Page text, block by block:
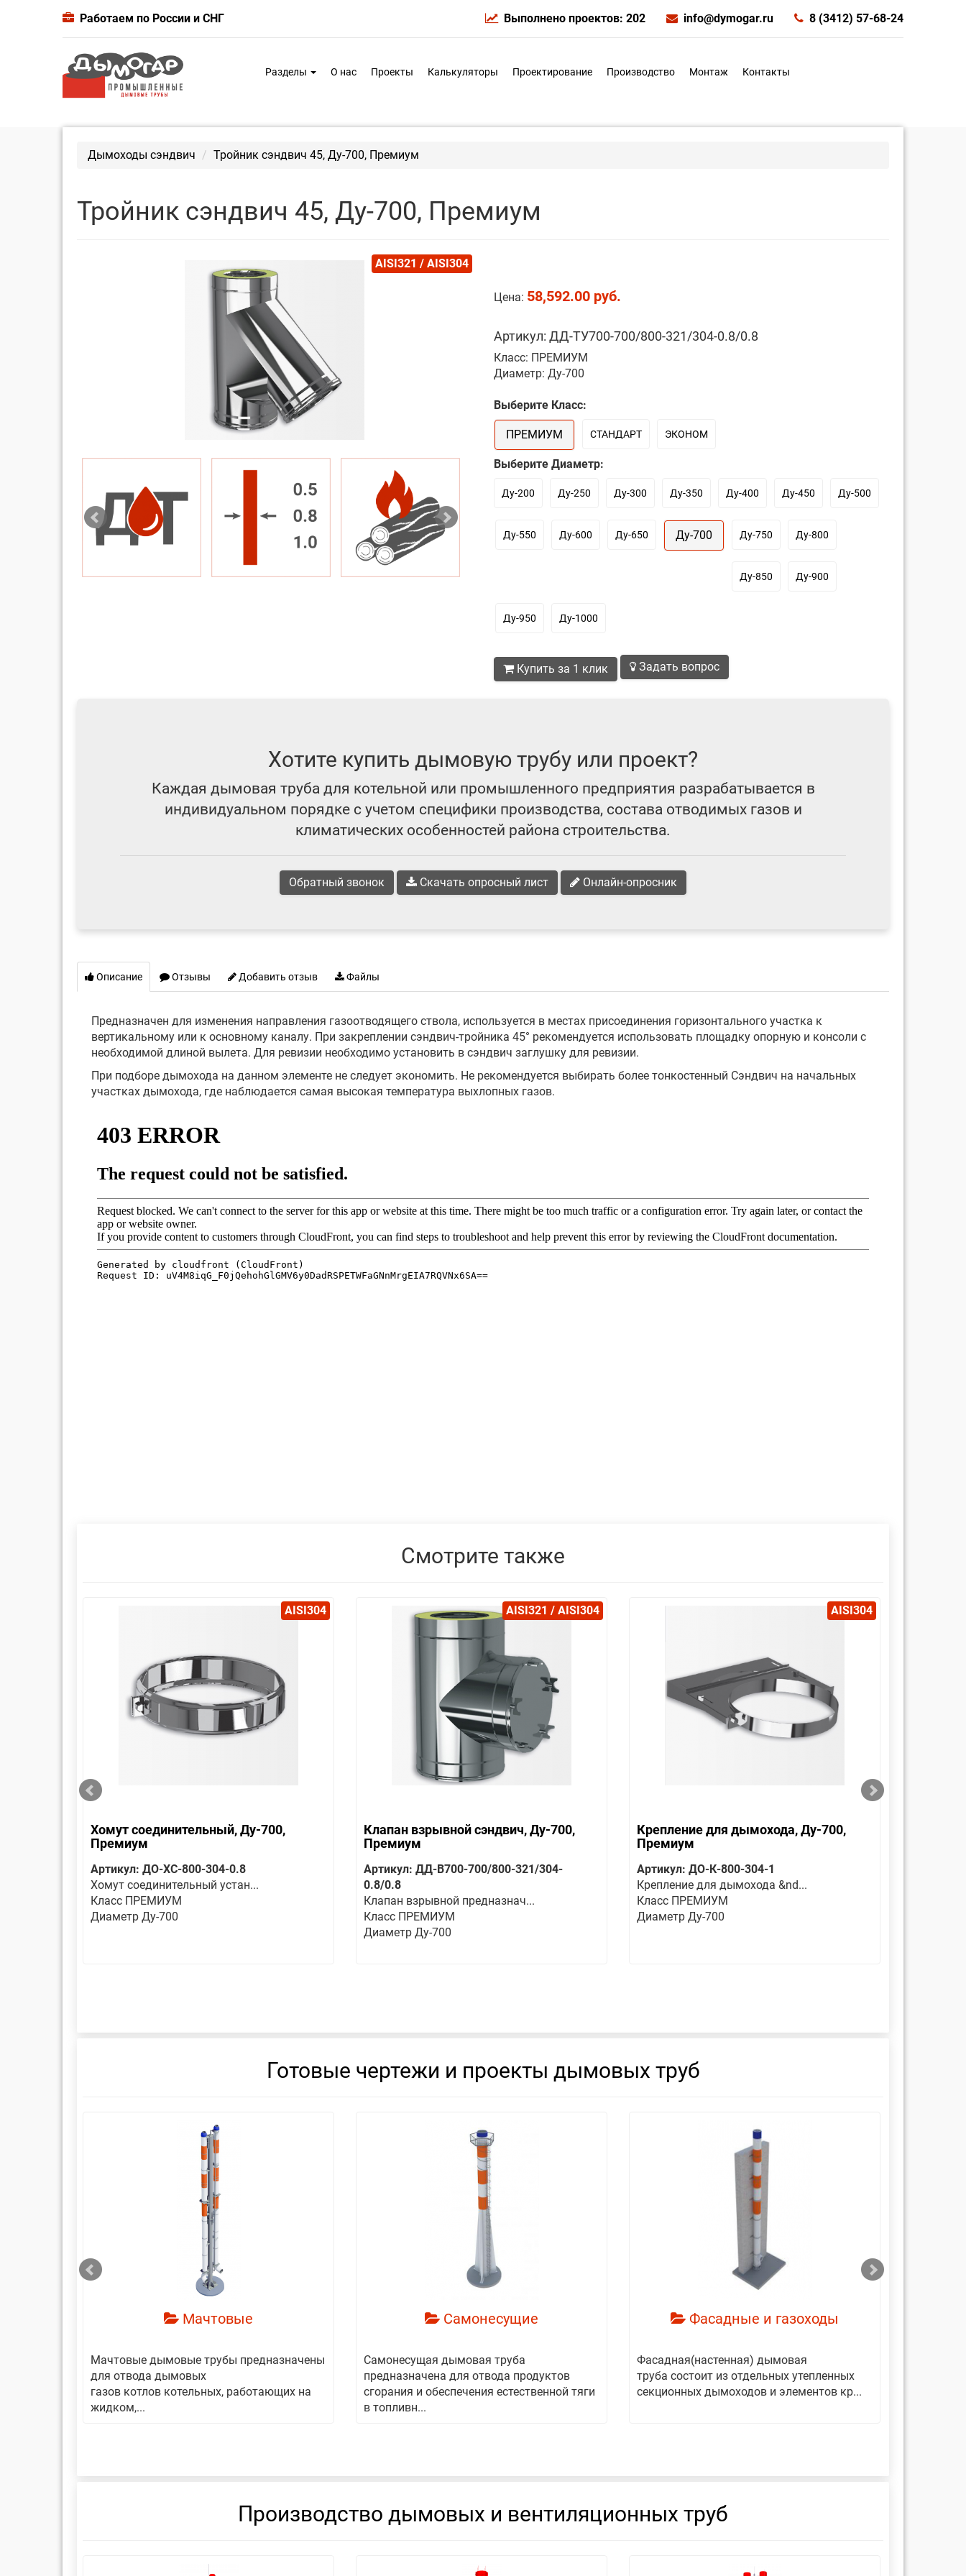
Работаем по России и СНГ Выполнено проектов: 202 info@dymogar.ru 8 (3412) 57-68-24
Разделы О нас Проекты Калькуляторы Проектирование Производство Монтаж Контакты
Дымоходы сэндвич Тройник сэндвич 45, Ду-700, Премиум
Тройник сэндвич 45, Ду-700, Премиум
AISI321 / AISI304
Цена: 58,592.00 руб.
Артикул: ДД-ТУ700-700/800-321/304-0.8/0.8
Класс: ПРЕМИУМ
Диаметр: Ду-700
Выберите Класс:
ПРЕМИУМ СТАНДАРТ ЭКОНОМ
Выберите Диаметр:
Ду-200 Ду-250 Ду-300 Ду-350 Ду-400 Ду-450 Ду-500
Ду-550 Ду-600 Ду-650 Ду-700 Ду-750 Ду-800
Ду-850 Ду-900
Ду-950 Ду-1000
Купить за 1 клик Задать вопрос
Хотите купить дымовую трубу или проект?
Каждая дымовая труба для котельной или промышленного предприятия разрабатывается в
индивидуальном порядке с учетом специфики производства, состава отводимых газов и
климатических особенностей района строительства.
Обратный звонок Скачать опросный лист Онлайн-опросник
Описание Отзывы Добавить отзыв Файлы
Предназначен для изменения направления газоотводящего ствола, используется в местах присоединения горизонтального участка к
вертикальному или к основному каналу. При закреплении сэндвич-тройника 45° рекомендуется использовать площадку опорную и консоли с
необходимой длиной вылета. Для ревизии необходимо установить в сэндвич заглушку для ревизии.
При подборе дымохода на данном элементе не следует экономить. Не рекомендуется выбирать более тонкостенный Сэндвич на начальных
участках дымохода, где наблюдается самая высокая температура выхлопных газов.
Смотрите также
AISI304
Хомут соединительный, Ду-700,
Премиум
Артикул: ДО-ХС-800-304-0.8
Хомут соединительный устан...
Класс ПРЕМИУМ
Диаметр Ду-700
AISI321 / AISI304
Клапан взрывной сэндвич, Ду-700,
Премиум
Артикул: ДД-В700-700/800-321/304-
0.8/0.8
Клапан взрывной предназнач...
Класс ПРЕМИУМ
Диаметр Ду-700
AISI304
Крепление для дымохода, Ду-700,
Премиум
Артикул: ДО-К-800-304-1
Крепление для дымохода &nd...
Класс ПРЕМИУМ
Диаметр Ду-700
Готовые чертежи и проекты дымовых труб
Мачтовые
Мачтовые дымовые трубы предназначены
для отвода дымовых
газов котлов котельных, работающих на
жидком,...
Самонесущие
Самонесущая дымовая труба
предназначена для отвода продуктов
сгорания и обеспечения естественной тяги
в топливн...
Фасадные и газоходы
Фасадная(настенная) дымовая
труба состоит из отдельных утепленных
секционных дымоходов и элементов кр...
Производство дымовых и вентиляционных труб